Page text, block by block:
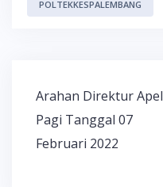
POLTEKKESPALEMBANG
Post
navigation
Arahan Direktur Apel
Pagi Tanggal 07
Februari 2022